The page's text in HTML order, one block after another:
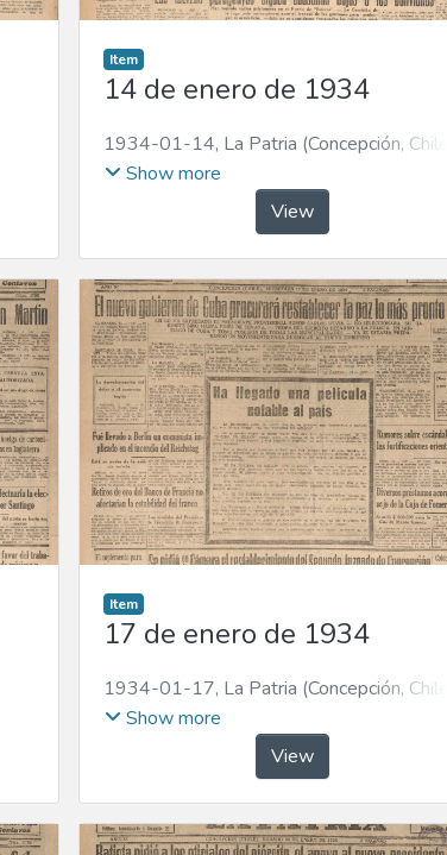
Item
14 de enero de 1934
1934-01-14, La Patria (Concepción, Chile :
1923)
Show more
View
Item
17 de enero de 1934
1934-01-17, La Patria (Concepción, Chile :
1923)
Show more
View